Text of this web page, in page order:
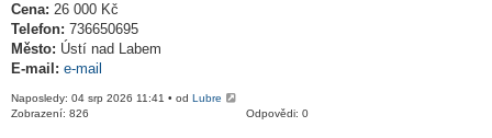
Cena: 26 000 Kč
Telefon: 736650695
Město: Ústí nad Labem
E-mail: e-mail
Naposledy: 04 srp 2026 11:41 • od Lubre
Odpovědi: 0
Zobrazení: 826